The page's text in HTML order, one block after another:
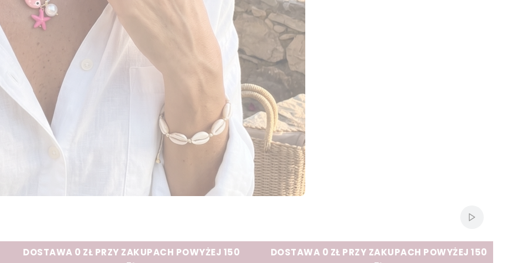
Włącz
DOSTAWA 0 ZŁ PRZY ZAKUPACH POWYŻEJ 150
DOSTAWA 0 ZŁ PRZY ZAKUPACH POWYŻEJ 150